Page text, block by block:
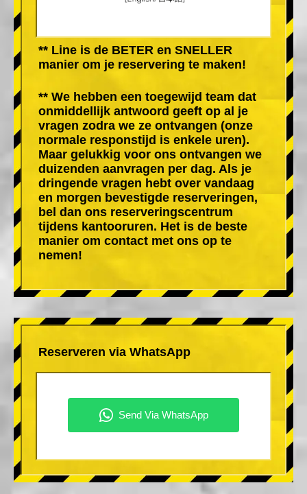
** Line is de BETER en SNELLER
manier om je reservering te maken!
** We hebben een toegewijd team dat
onmiddellijk antwoord geeft op al je
vragen zodra we ze ontvangen (onze
normale responstijd is enkele uren).
Maar gelukkig voor ons ontvangen we
duizenden aanvragen per dag. Als je
dringende vragen hebt over vandaag
en morgen bevestigde reserveringen,
bel dan ons reserveringscentrum
tijdens kantooruren. Het is de beste
manier om contact met ons op te
nemen!
Reserveren via WhatsApp